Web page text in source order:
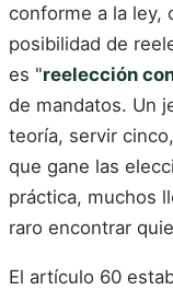
conforme a la ley,
posibilidad de
es "reelección
de mandatos. Un
teoría, servir
que gane las
práctica, muchos
raro encontrar
El artículo 60